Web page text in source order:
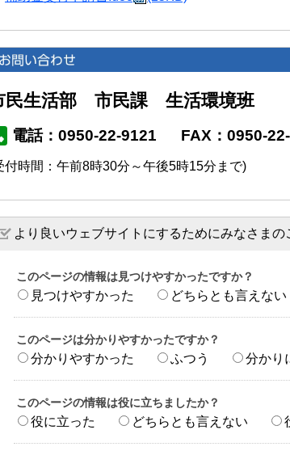
民生活部 市民課 生活環境班
電話：0950-22-9121 FAX：0950-
付時間：午前8時30分～午後5時15分まで)
より良いウェブサイトにするためにみなさま
このページの情報は見つけやすかったですか？
見つけやすかった どちらとも言えない
このページは分かりやすかったですか？
分かりやすかった ふつう 分かり
このページの情報は役に立ちましたか？
役に立った どちらとも言えない